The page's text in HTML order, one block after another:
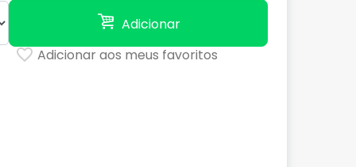
Adicionar
Adicionar aos meus favoritos